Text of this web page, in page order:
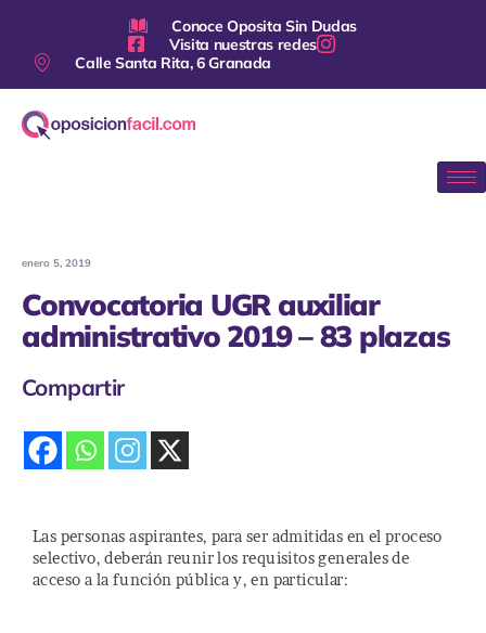
Conoce Oposita Sin Dudas
Visita nuestras redes
Calle Santa Rita, 6 Granada
enero 5, 2019
Convocatoria UGR auxiliar
administrativo 2019 – 83 plazas
Compartir
Las personas aspirantes, para ser admitidas en el proceso
selectivo, deberán reunir los requisitos generales de
acceso a la función pública y, en particular: